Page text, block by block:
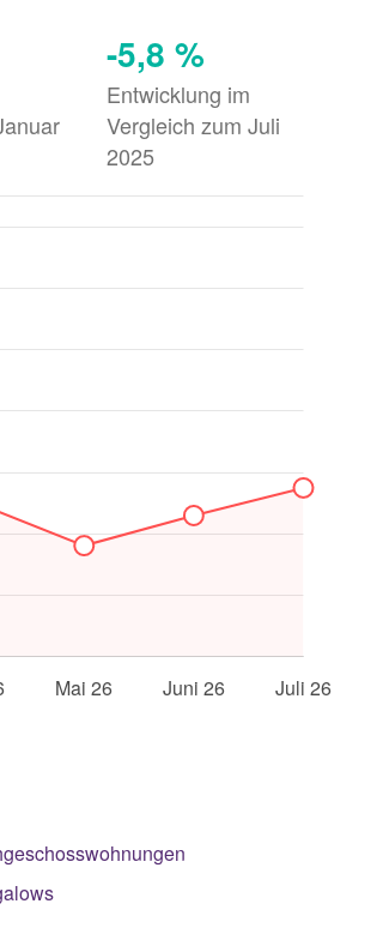
-5,8 %
Entwicklung im
Vergleich zum Juli
2025